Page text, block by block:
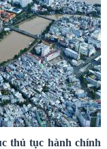
thủ tục hành chính